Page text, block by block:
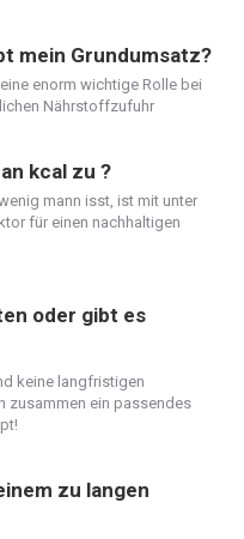
mein Grundumsatz?
enorm wichtige Rolle bei
Nährstoffzufuhr
kcal zu ?
mann isst, ist mit unter
für einen nachhaltigen
oder gibt es
keine langfristigen
zusammen ein passendes
zu langen